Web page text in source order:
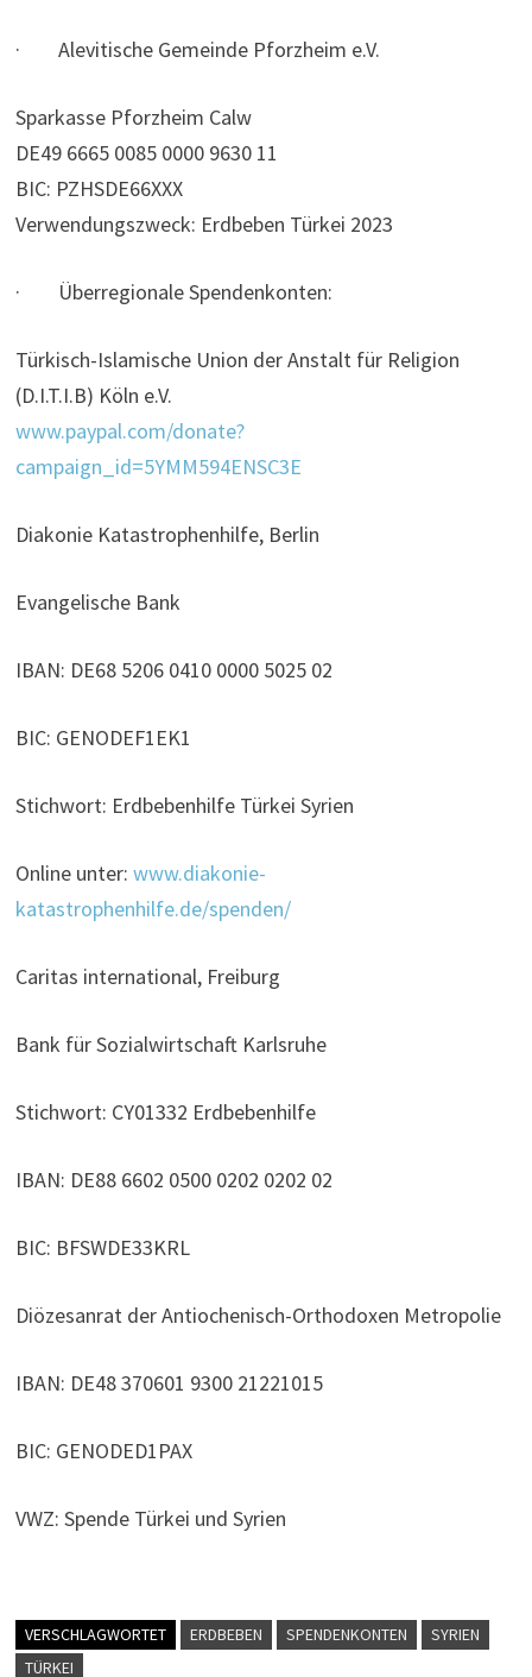
· Alevitische Gemeinde Pforzheim e.V.
Sparkasse Pforzheim Calw
DE49 6665 0085 0000 9630 11
BIC: PZHSDE66XXX
Verwendungszweck: Erdbeben Türkei 2023
· Überregionale Spendenkonten:
Türkisch-Islamische Union der Anstalt für Religion
(D.I.T.I.B) Köln e.V.
www.paypal.com/donate?
campaign_id=5YMM594ENSC3E
Diakonie Katastrophenhilfe, Berlin
Evangelische Bank
IBAN: DE68 5206 0410 0000 5025 02
BIC: GENODEF1EK1
Stichwort: Erdbebenhilfe Türkei Syrien
Online unter: www.diakonie-
katastrophenhilfe.de/spenden/
Caritas international, Freiburg
Bank für Sozialwirtschaft Karlsruhe
Stichwort: CY01332 Erdbebenhilfe
IBAN: DE88 6602 0500 0202 0202 02
BIC: BFSWDE33KRL
Diözesanrat der Antiochenisch-Orthodoxen Metropolie
IBAN: DE48 370601 9300 21221015
BIC: GENODED1PAX
VWZ: Spende Türkei und Syrien
VERSCHLAGWORTET ERDBEBEN SPENDENKONTEN
SYRIEN
TÜRKEI